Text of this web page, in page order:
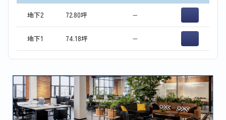
地下2 72.80坪 −
地下1 74.18坪 −